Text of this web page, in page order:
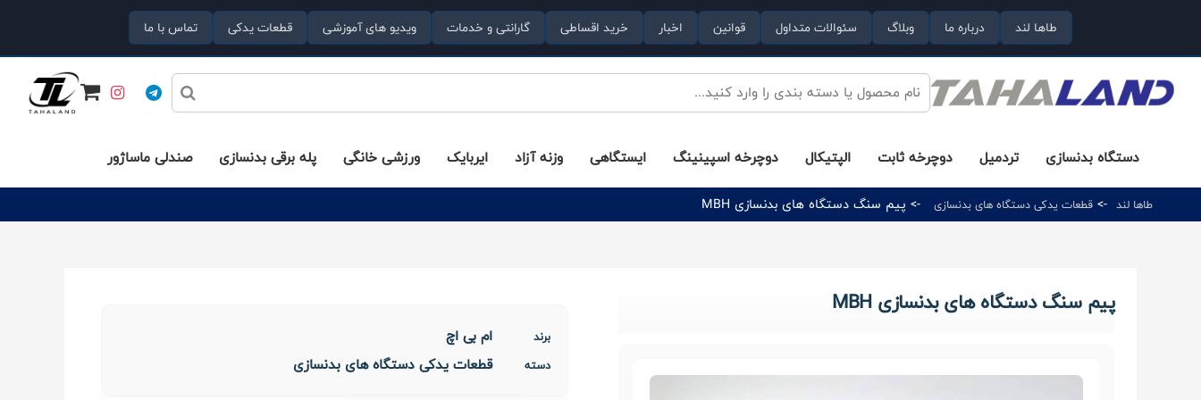
طاها لند درباره ما وبلاگ سئوالات متداول قوانین اخبار خرید اقساطی گارانتی و خدمات ویدیو های آموزشی قطعات یدکی تماس با ما
دستگاه بدنسازی تردمیل دوچرخه ثابت الپتیکال دوچرخه اسپینینگ ایستگاهی وزنه آزاد ایربایک ورزشی خانگی پله برقی بدنسازی صندلی ماساژور
طاها لند -> قطعات یدکی دستگاه های بدنسازی -> پیم سنگ دستگاه های بدنسازی MBH
پیم سنگ دستگاه های بدنسازی MBH
برند ام بی اچ
دسته قطعات یدکی دستگاه های بدنسازی